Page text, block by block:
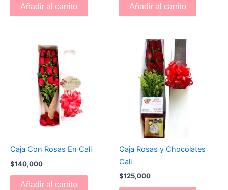
Añadir al carrito Añadir al carrito
Caja Con Rosas En Cali
$140,000
Añadir al carrito
Caja Rosas y Chocolates
Cali
$125,000